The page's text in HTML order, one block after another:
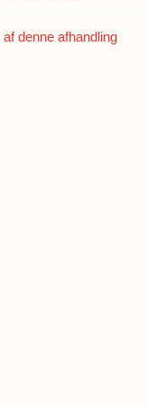
Petersen
denne afhandling